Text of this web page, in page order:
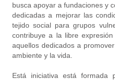
busca apoyar a fundaciones y
dedicadas a mejorar las
tejido social para grupos
contribuye a la libre
aquellos dedicados a
ambiente y la vida.
Está iniciativa está formada